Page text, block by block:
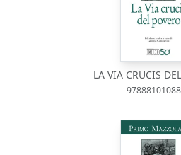
LA VIA CRUCIS